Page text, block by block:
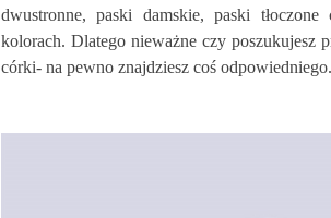
dwustronne, paski damskie, paski
kolorach. Dlatego nieważne czy poszukujesz
córki- na pewno znajdziesz coś odpowiedniego.